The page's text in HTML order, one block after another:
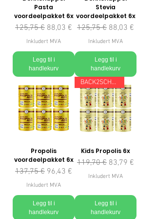
Pasta
voordeelpakket 6x
Vanlig pris
125,75 € Salgspris
88,03 €
Inkludert MVA
Legg til i
handlekurv
Stevia
voordeelpakket 6x
Vanlig pris
125,75 € Salgspris
88,03 €
Inkludert MVA
Legg til i
handlekurv
Propolis
voordeelpakket 6x
Vanlig pris
137,75 € Salgspris
96,43 €
Inkludert MVA
Legg til i
handlekurv
BACK2SCHOOL
Kids Propolis 6x
Vanlig pris
119,70 € Salgspris
83,79 €
Inkludert MVA
Legg til i
handlekurv